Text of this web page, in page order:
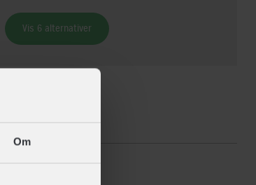
Om
Vis 6 alternativer